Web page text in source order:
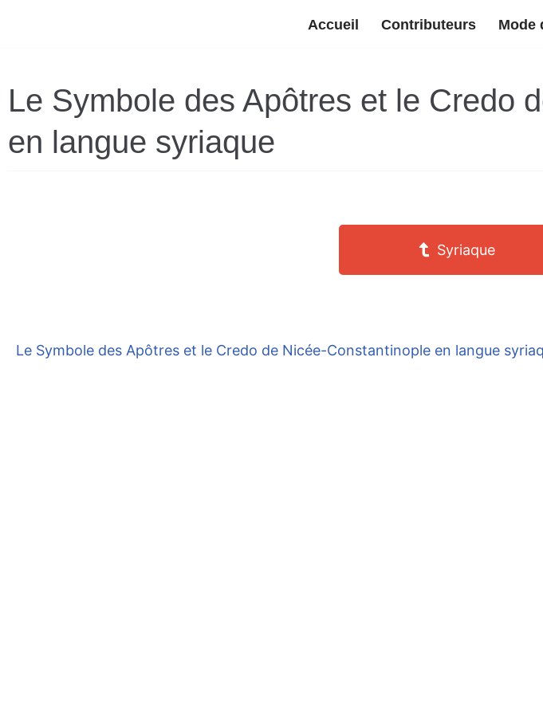
contenu
Accueil Contributeurs Mode
Le Symbole des Apôtres et le Credo
en langue syriaque
Syriaque
Le Symbole des Apôtres et le Credo de Nicée-Constantinople en langue